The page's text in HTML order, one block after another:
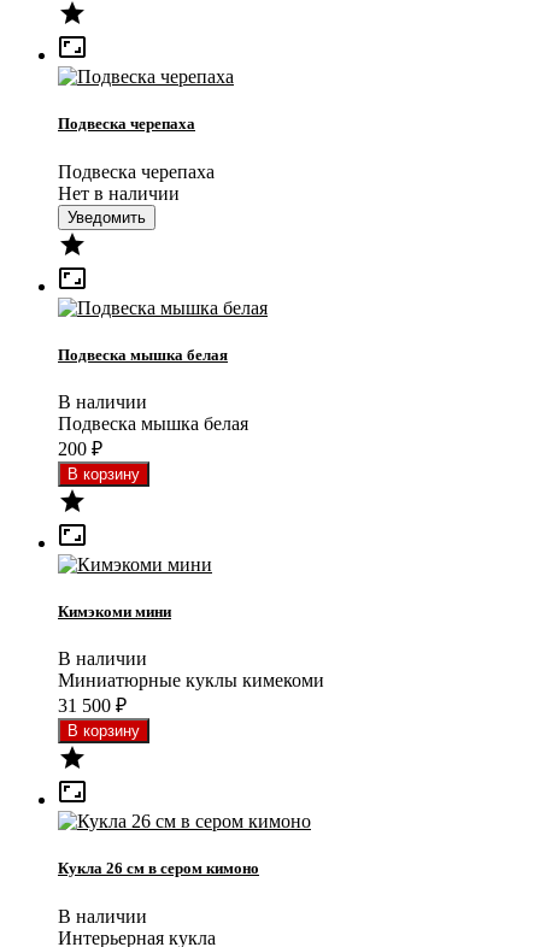


Подвеска черепаха
Подвеска черепаха
Нет в наличии
Уведомить


Подвеска мышка белая
В наличии
Подвеска мышка белая
200 ₽


Кимэкоми мини
В наличии
Миниатюрные куклы кимекоми
31 500 ₽


Кукла 26 см в сером кимоно
В наличии
Интерьерная кукла